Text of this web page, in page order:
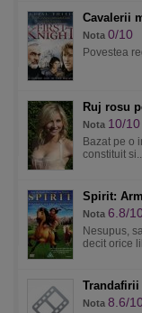
Cavalerii
Nota 0/10
Povestea
Ruj rosu
Nota 10/10
Bazat pe o
constituit
Spirit:
Nota 6.8/10
Nesupus,
decit orice
Nota 8.6/10